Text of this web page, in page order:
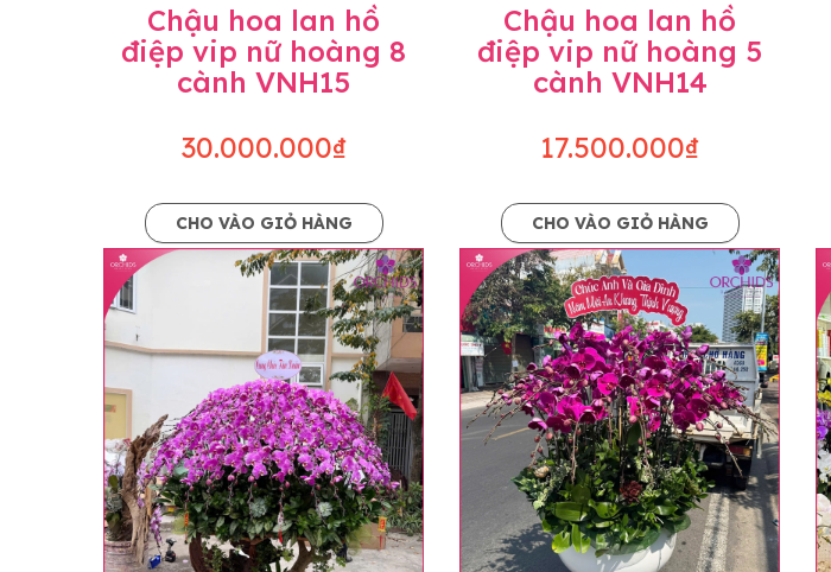
Lưu ý trước khi đặt hàng
• Về cây hoa: Một chậu hoa lan hồ điệp đẹp và hoàn chỉnh sẽ được phối
khác nhau đôi chút giữa sản phẩm thực tế và trên hình. Cây hoa lan còn
nhiều, nở ít khi shop có sẵn nên sẽ thay đổi về độ dầy hoa, thưa hoa và
• Về kiểu dáng & phụ kiện: Beautiful Orchids cam kết sản phẩm được
nếu có thay đổi về màu sắc hoa và kiểu chậu cũng như phụ kiện trang trí
loại hoa và phụ kiện thay thế, vẫn giữ nguyên mức giá không thay đổi.
Chậu hoa lan hồ
điệp vip nữ hoàng 8
cành VNH15
30.000.000₫
CHO VÀO GIỎ HÀNG
Chậu hoa lan hồ
điệp vip nữ hoàng 5
cành VNH14
17.500.000₫
CHO VÀO GIỎ HÀNG